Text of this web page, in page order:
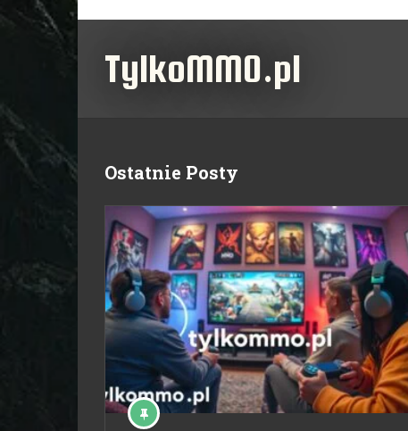
TylkoMMO.pl
Ostatnie Posty